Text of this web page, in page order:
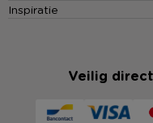
Inspiratie
Veilig